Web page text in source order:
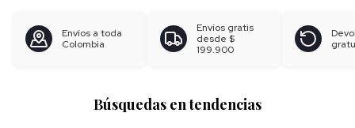
Envíos a toda
Colombia
Envíos gratis
desde $
199.900
Búsquedas en tendencias